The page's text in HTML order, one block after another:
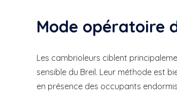
Mode opératoire
Les cambrioleurs ciblent
sensible du Breil. Leur méthode est
en présence des occupants endormis,